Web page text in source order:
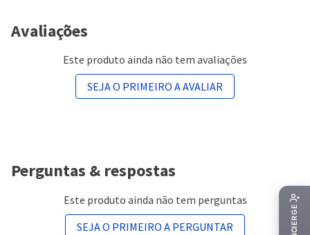
Avaliações
Este produto ainda não tem avaliações
SEJA O PRIMEIRO A AVALIAR
Perguntas & respostas
Este produto ainda não tem perguntas
SEJA O PRIMEIRO A PERGUNTAR